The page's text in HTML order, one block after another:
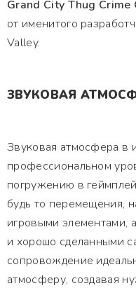
Grand City Thug Crime
от именитого
Valley.
ЗВУКОВАЯ
Звуковая атмосфера в
профессиональном
погружению в
будь то перемещения,
игровыми элементами,
и хорошо сделанными
сопровождение
атмосферу, создавая